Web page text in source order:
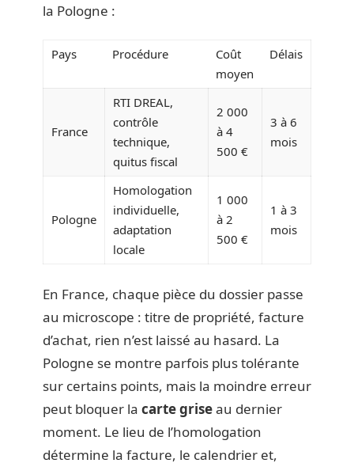
la Pologne :
Pays Procédure
Coût
moyen
Délais
France
RTI DREAL,
contrôle
technique,
quitus fiscal
2 000
à 4
500 €
3 à 6
mois
Pologne
Homologation
individuelle,
adaptation
locale
1 000
à 2
500 €
1 à 3
mois
En France, chaque pièce du dossier passe
au microscope : titre de propriété, facture
d’achat, rien n’est laissé au hasard. La
Pologne se montre parfois plus tolérante
sur certains points, mais la moindre erreur
peut bloquer la carte griseau dernier
moment. Le lieu de l’homologation
détermine la facture, le calendrier et,